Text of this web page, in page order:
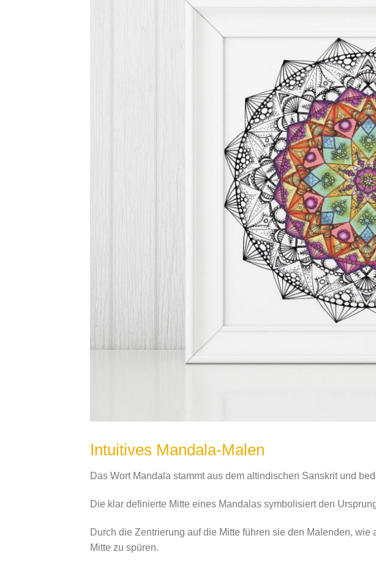
Intuitives Mandala-Malen
Das Wort Mandala stammt aus dem altindischen Sanskrit und
Die klar definierte Mitte eines Mandalas symbolisiert den
Durch die Zentrierung auf die Mitte führen sie den Malenden,
Mitte zu spüren.